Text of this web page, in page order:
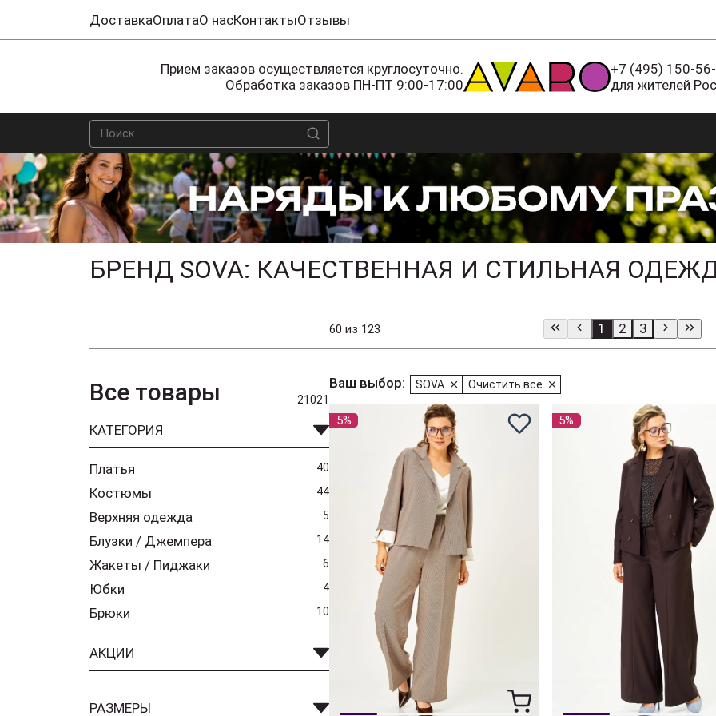
ДоставкаОплатаО насКонтактыОтзывы
Прием заказов осуществляется круглосуточно.
Обработка заказов ПН-ПТ 9:00-17:00
+7 (495) 150-
для жителей
БРЕНД SOVA: КАЧЕСТВЕННАЯ И СТИЛЬНАЯ
60 из 123 1 2 3
Все товары 21021
КАТЕГОРИЯ
Платья 40
Костюмы 44
Верхняя одежда 5
Блузки / Джемпера 14
Жакеты / Пиджаки 6
Юбки 4
Брюки 10
АКЦИИ
РАЗМЕРЫ
Ваш выбор: SOVA Очистить все
5% 5%